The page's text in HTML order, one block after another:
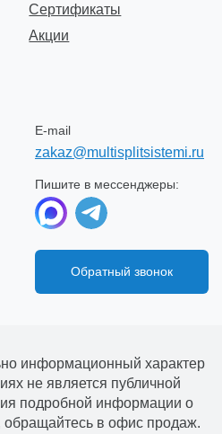
Сертификаты
Акции
E-mail
zakaz@multisplitsistemi.ru
Пишите в мессенджеры:
Обратный звонок
информационный характер
не является публичной
подробной информации о
обращайтесь в офис продаж.